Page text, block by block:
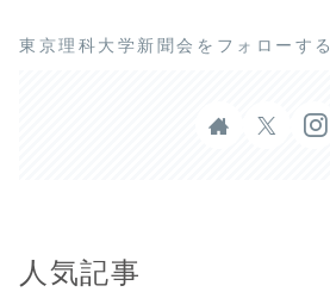
東京理科大学新聞会をフォローする
人気記事